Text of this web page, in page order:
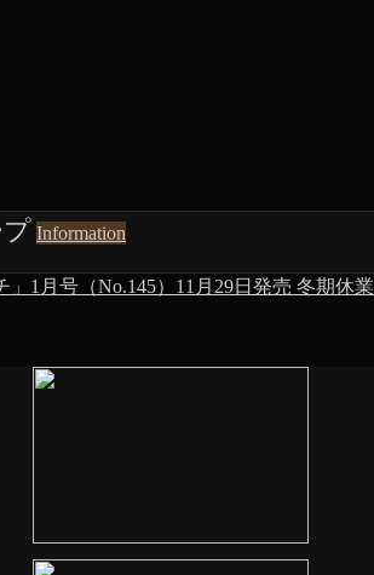
Information
」1月号（No.145）11月29日発売 冬期休